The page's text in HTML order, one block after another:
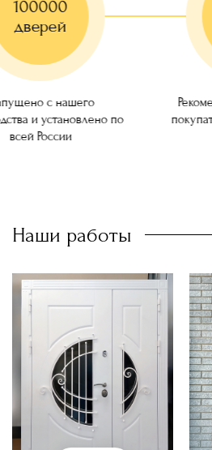
Красивые
Двери для кафе, баров,
100000
дверей
с нашего
и установлено по
всей России
Наши работы